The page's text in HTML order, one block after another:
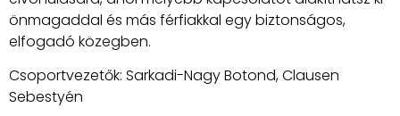
önmagaddal és más férfiakkal egy biztonságos,
elfogadó közegben.
Csoportvezetők: Sarkadi-Nagy Botond, Clausen
Sebestyén